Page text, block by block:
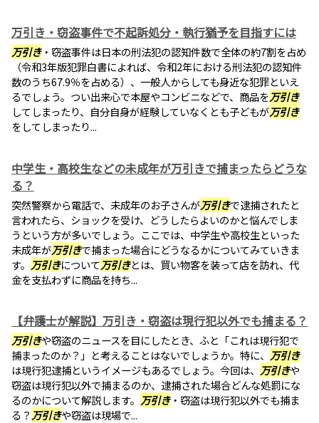
万引き・窃盗事件で不起訴処分・執行猶予を目指すには
万引き・窃盗事件は日本の刑法犯の認知件数で全体の約7割を占め
（令和3年版犯罪白書によれば、令和2年における刑法犯の認知件
数のうち67.9％を占める）、一般人からしても身近な犯罪といえ
るでしょう。つい出来心で本屋やコンビニなどで、商品を万引き
してしまったり、自分自身が経験していなくとも子どもが万引き
をしてしまったり...
中学生・高校生などの未成年が万引きで捕まったらどうな
る？
突然警察から電話で、未成年のお子さんが万引きで逮捕されたと
言われたら、ショックを受け、どうしたらよいのかと悩んでしま
うという方が多いでしょう。ここでは、中学生や高校生といった
未成年が万引きで捕まった場合にどうなるかについてみていきま
す。 万引きについて万引きとは、買い物客を装って店を訪れ、代
金を支払わずに商品を持ち...
【弁護士が解説】万引き・窃盗は現行犯以外でも捕まる？
万引きや窃盗のニュースを目にしたとき、ふと「これは現行犯で
捕まったのか？」と考えることはないでしょうか。特に、 万引き
は現行犯逮捕というイメージもあるでしょう。今回は、 万引きや
窃盗は現行犯以外で捕まるのか、逮捕された場合どんな処罰にな
るのかについて解説します。 万引き・窃盗は現行犯以外でも捕ま
る？ 万引きや窃盗は現場で...